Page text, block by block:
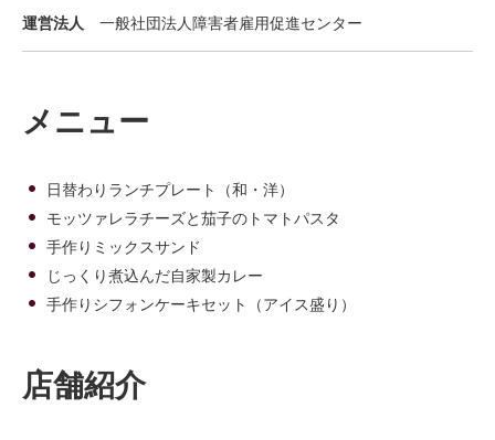
運営法人 一般社団法人障害者雇用促進センター
メニュー
日替わりランチプレート（和・洋）
モッツァレラチーズと茄子のトマトパスタ
手作りミックスサンド
じっくり煮込んだ自家製カレー
手作りシフォンケーキセット（アイス盛り）
店舗紹介